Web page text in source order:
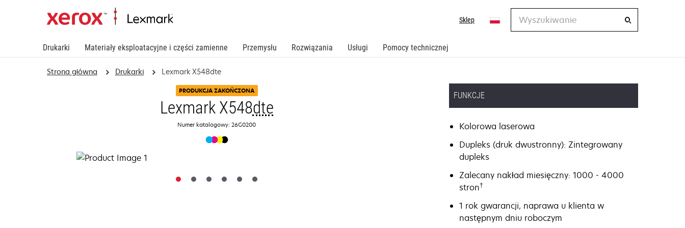
Drukarki Materiały eksploatacyjne i części zamienne Przemysłu Rozwiązania Usługi Pomocy technicznej
Sklep
Wyszukiwanie
Strona główna Drukarki Lexmark X548dte
PRODUKCJA ZAKOŃCZONA
Lexmark X548dte
Numer katalogowy: 26G0200
FUNKCJE
Kolorowa laserowa
Dupleks (druk dwustronny): Zintegrowany
dupleks
Zalecany nakład miesięczny: 1000 - 4000
stron†
1 rok gwarancji, naprawa u klienta w
następnym dniu roboczym